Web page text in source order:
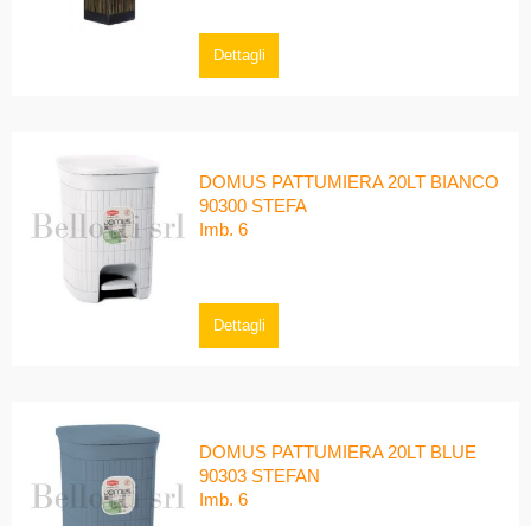
Dettagli
DOMUS PATTUMIERA 20LT BIANCO
90300 STEFA
Imb. 6
Dettagli
DOMUS PATTUMIERA 20LT BLUE
90303 STEFAN
Imb. 6